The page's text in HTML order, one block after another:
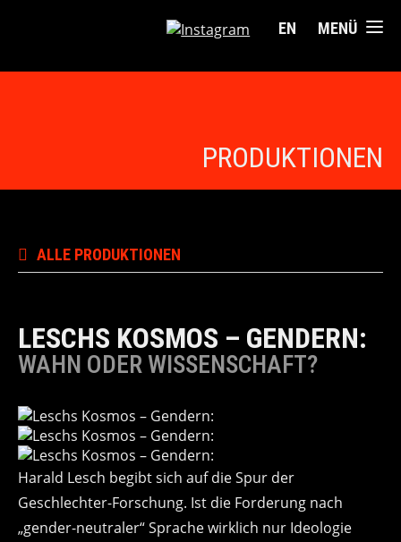
EN MENÜ
PRODUKTIONEN
ALLE PRODUKTIONEN
LESCHS KOSMOS – GENDERN:
WAHN ODER WISSENSCHAFT?
Harald Lesch begibt sich auf die Spur der
Geschlechter-Forschung. Ist die Forderung nach
„gender-neutraler“ Sprache wirklich nur Ideologie